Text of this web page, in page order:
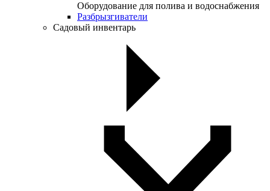
Оборудование для полива и водоснабжения
Разбрызгиватели
Садовый инвентарь